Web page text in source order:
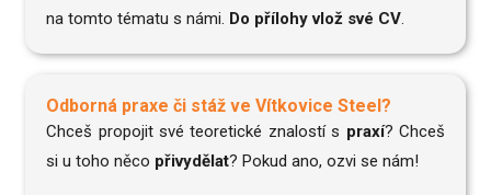
na tomto tématu s námi. Do přílohy vlož své CV.
Odborná praxe či stáž ve Vítkovice Steel?
Chceš propojit své teoretické znalostí s praxí? Chceš
si u toho něco přivydělat? Pokud ano, ozvi se nám!